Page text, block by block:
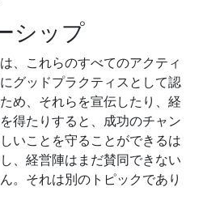
シップ
、これらのすべてのアクティ
グッドプラクティスとして認
め、それらを宣伝したり、経
得たりすると、成功のチャン
いことを守ることができるは
、経営陣はまだ賛同できない
。それは別のトピックであり